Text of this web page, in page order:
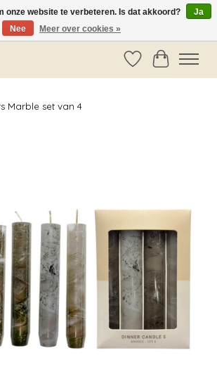
dag verzonden!
Verlanglijst
Marble set van 4
onze website te verbeteren. Is dat akkoord?
Ja
Nee
Meer over cookies »